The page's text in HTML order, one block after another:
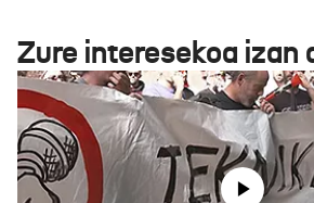
Zure interesekoa izan